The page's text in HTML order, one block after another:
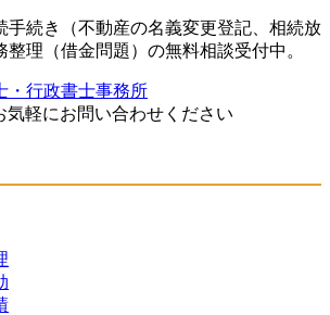
手続き（不動産の名義変更登記、相続放
理（借金問題）の無料相談受付中。
・行政書士事務所
気軽にお問い合わせください